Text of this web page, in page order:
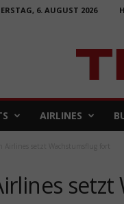
6. AUGUST 2026
AIRLINES